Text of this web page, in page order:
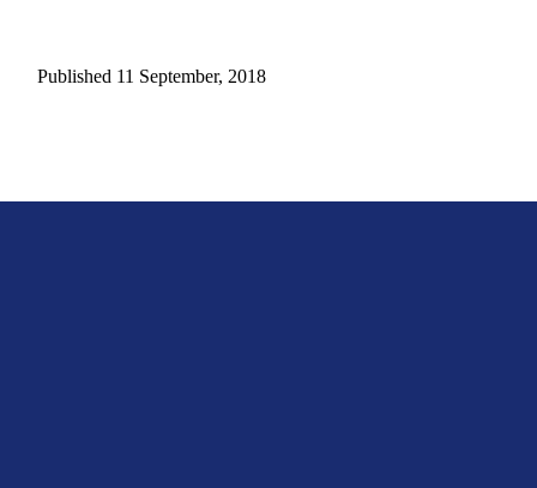
Published 11 September, 2018